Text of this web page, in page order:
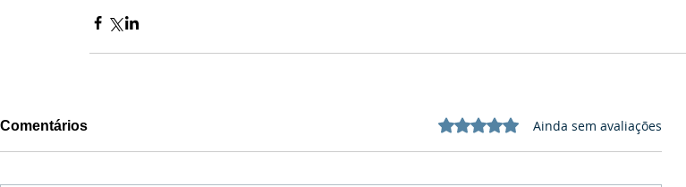
Comentários Avaliado com 0 de 5 estrelas.
Ainda sem avaliações